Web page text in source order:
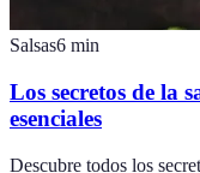
Salsas6 min
Los secretos de la
esenciales
Descubre todos los